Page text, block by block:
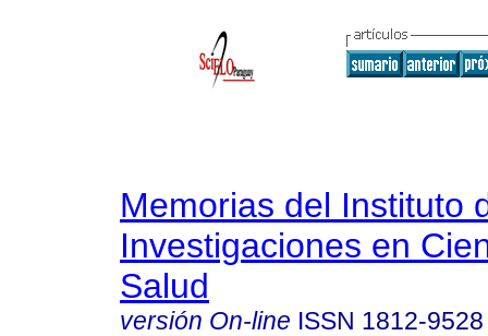
Memorias del Instituto
Investigaciones en
Salud
versión On-line ISSN 1812-9528